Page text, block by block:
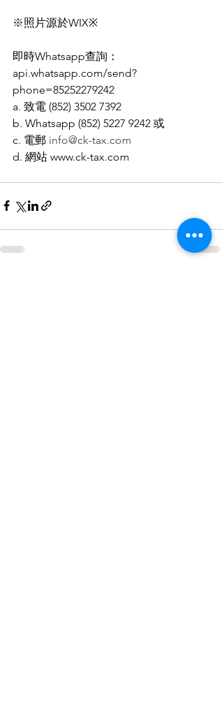
※照片源於WIX※
即時Whatsapp查詢：
api.whatsapp.com/send?
phone=85252279242
a. 致電 (852) 3502 7392
b. Whatsapp (852) 5227 9242 或
c. 電郵 info@ck-tax.com
d. 網站 www.ck-tax.com